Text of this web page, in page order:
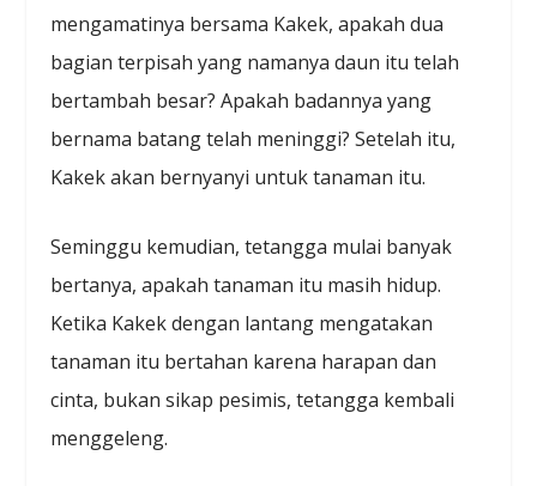
mengamatinya bersama Kakek, apakah dua
bagian terpisah yang namanya daun itu telah
bertambah besar? Apakah badannya yang
bernama batang telah meninggi? Setelah itu,
Kakek akan bernyanyi untuk tanaman itu.
Seminggu kemudian, tetangga mulai banyak
bertanya, apakah tanaman itu masih hidup.
Ketika Kakek dengan lantang mengatakan
tanaman itu bertahan karena harapan dan
cinta, bukan sikap pesimis, tetangga kembali
menggeleng.